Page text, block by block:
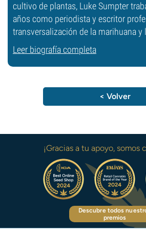
cultivo de plantas, Luke Sumpter
años como periodista y escritor
transversalización de la marihuana y
Leer biografía completa
< Volver
¡Gracias a tu apoyo, somos
Descubre todos
premios